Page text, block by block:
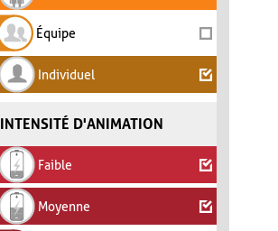
Équipe
Individuel
INTENSITÉ D'ANIMATION
Faible
Moyenne